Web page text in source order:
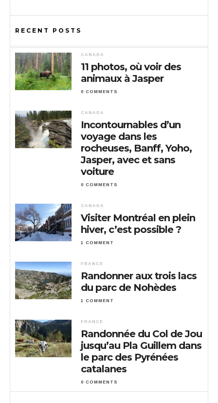
RECENT POSTS
CANADA
11 photos, où voir des
animaux à Jasper
0 COMMENTS
CANADA
Incontournables d’un
voyage dans les
rocheuses, Banff, Yoho,
Jasper, avec et sans
voiture
0 COMMENTS
CANADA
Visiter Montréal en plein
hiver, c’est possible ?
1 COMMENT
FRANCE
Randonner aux trois lacs
du parc de Nohèdes
1 COMMENT
FRANCE
Randonnée du Col de Jou
jusqu’au Pla Guillem dans
le parc des Pyrénées
catalanes
0 COMMENTS